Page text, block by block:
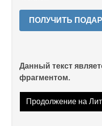
ПОЛУЧИТЬ
Данный текст
фрагментом.
Продолжение на